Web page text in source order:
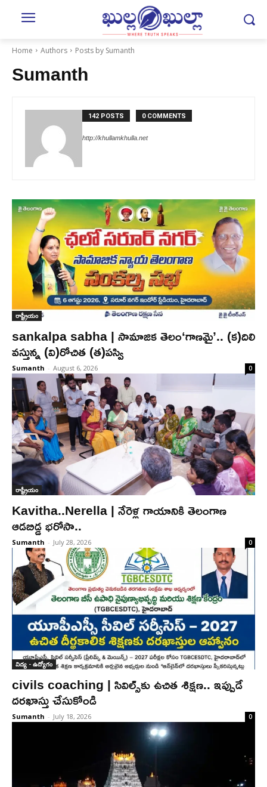
Home Authors Posts by Sumanth
Sumanth
142 POSTS 0 COMMENTS
http://khullamkhulla.net
రాష్ట్రీయం
sankalpa sabha | సామాజిక తెలం‘గాణమై’.. (క)దిలి
వస్తున్న (వి)రోచిత (త)పస్వి
Sumanth - August 6, 2026 0
రాష్ట్రీయం
Kavitha..Nerella | నేరెళ్ల గాయానికి తెలంగాణ
ఆడబిడ్డ భరోసా..
Sumanth - July 28, 2026 0
విద్య - ఉద్యోగం
civils coaching | సివిల్స్‌కు ఉచిత శిక్ష‌ణ.. ఇప్పుడే
ద‌ర‌ఖాస్తు చేసుకోండి
Sumanth - July 18, 2026 0